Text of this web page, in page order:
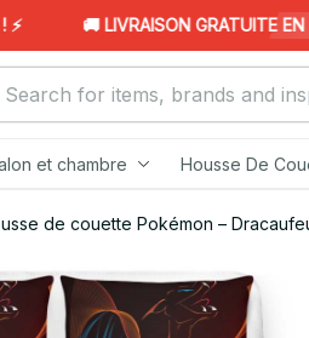
🚚 LIVRAISON GRATUITE EN
et chambre Housse De
de couette Pokémon –